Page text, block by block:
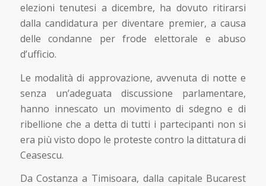
elezioni tenutesi a dicembre, ha dovuto ritirarsi
dalla candidatura per diventare premier, a causa
delle condanne per frode elettorale e abuso
d’ufficio.
Le modalità di approvazione, avvenuta di notte e
senza un’adeguata discussione parlamentare,
hanno innescato un movimento di sdegno e di
ribellione che a detta di tutti i partecipanti non si
era più visto dopo le proteste contro la dittatura di
Ceasescu.
Da Costanza a Timisoara, dalla capitale Bucarest